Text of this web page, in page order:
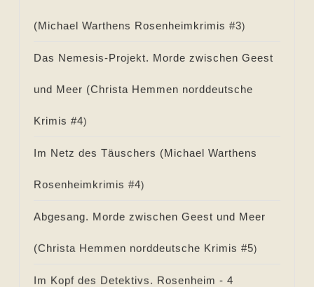
(Michael Warthens Rosenheimkrimis #3)
Das Nemesis-Projekt. Morde zwischen Geest
und Meer (Christa Hemmen norddeutsche
Krimis #4)
Im Netz des Täuschers (Michael Warthens
Rosenheimkrimis #4)
Abgesang. Morde zwischen Geest und Meer
(Christa Hemmen norddeutsche Krimis #5)
Im Kopf des Detektivs. Rosenheim - 4